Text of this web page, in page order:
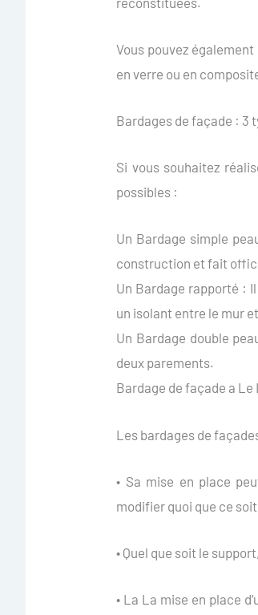
Vous pouvez
en verre ou en
Bardages de façade : 3
Si vous souhaitez
possibles :
Un Bardage simple
construction et fait
Un Bardage rapporté :
un isolant entre le mur
Un Bardage double
deux parements.
Bardage de façade a Le
Les bardages de
• Sa mise en place
modifier quoi que ce
• Quel que soit le
• La La mise en place